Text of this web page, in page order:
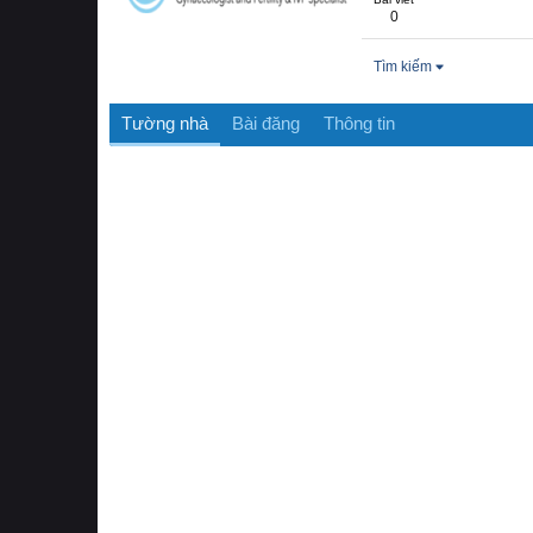
0
Tìm kiếm
Tường nhà Bài đăng Thông tin